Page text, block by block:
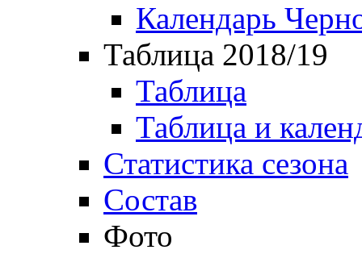
Календарь
Таблица 2018/19
Таблица
Таблица и
Статистика сезона
Состав
Фото